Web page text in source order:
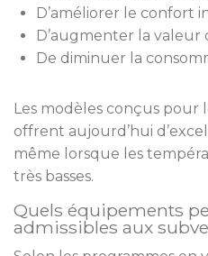
D’améliorer le confort
D’augmenter la valeur
De diminuer la
Les modèles conçus pour
offrent aujourd’hui
même lorsque les
très basses.
Quels équipements
admissibles aux